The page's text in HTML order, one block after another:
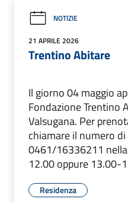
NOTIZIE
21 APRILE 2026
Trentino Abitare
Il giorno 04 maggio
Fondazione Trentino
Valsugana. Per
chiamare il numero
0461/16336211
12.00 oppure 13.00-
Residenza